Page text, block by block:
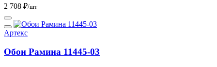
2 708 ₽/шт
Артекс
Обои Рамина 11445-03